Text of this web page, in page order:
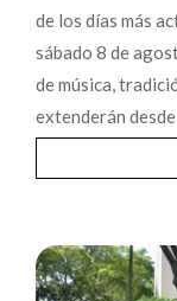
de los días más
sábado 8 de
de música,
extenderán